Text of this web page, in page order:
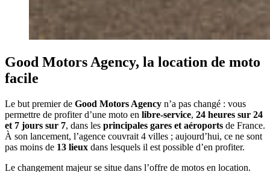
Good Motors Agency, la location de moto
facile
Le but premier de Good Motors Agency n’a pas changé : vous
permettre de profiter d’une moto en libre-service, 24 heures sur 24
et 7 jours sur 7, dans les principales gares et aéroports de France.
À son lancement, l’agence couvrait 4 villes ; aujourd’hui, ce ne sont
pas moins de 13 lieux dans lesquels il est possible d’en profiter.
Le changement majeur se situe dans l’offre de motos en location.